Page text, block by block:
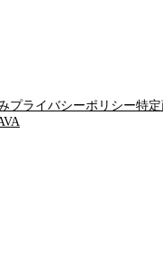
プライバシーポリシー特